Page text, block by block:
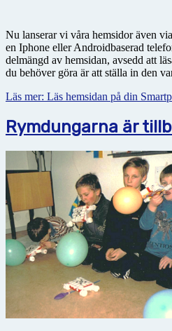
Nu lanserar vi våra hemsidor även
en Iphone eller Androidbaserad
delmängd av hemsidan, avsedd att
du behöver göra är att ställa in den
Läs mer: Läs hemsidan på din
Rymdungarna är